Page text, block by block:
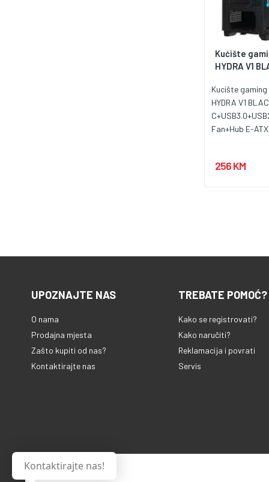
Kućište
HYDRA V1
Kucište gaming
HYDRA V1
Fan+Hub E-
256 KM
UPOZNAJTE NAS
O nama
Prodajna mjesta
Zašto kupiti od nas?
Kontaktirajte nas
TREBATE POMOĆ?
Kako se registrovati?
Kako naručiti?
Reklamacija i povrati
Servis
Kontaktirajte nas!